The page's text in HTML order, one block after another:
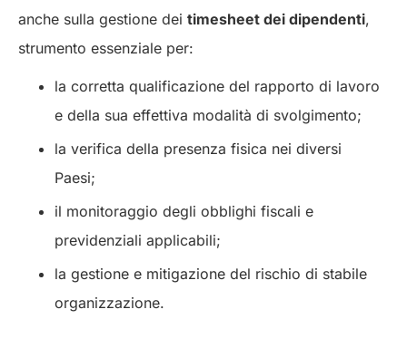
anche sulla gestione dei timesheet dei dipendenti,
strumento essenziale per:
la corretta qualificazione del rapporto di lavoro
e della sua effettiva modalità di svolgimento;
la verifica della presenza fisica nei diversi
Paesi;
il monitoraggio degli obblighi fiscali e
previdenziali applicabili;
la gestione e mitigazione del rischio di stabile
organizzazione.